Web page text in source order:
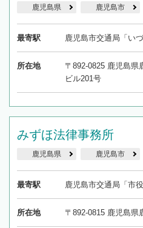
鹿児島県 鹿児島市
最寄駅 鹿児島市交通局「い
所在地
〒892-0825 鹿児島県
ビル201号
みずほ法律事務所
鹿児島県 鹿児島市
最寄駅 鹿児島市交通局「市
所在地 〒892-0815 鹿児島県